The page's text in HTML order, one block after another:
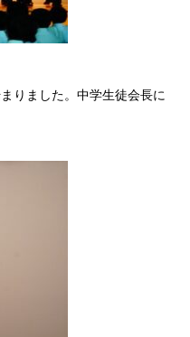
りました。中学生徒会長に